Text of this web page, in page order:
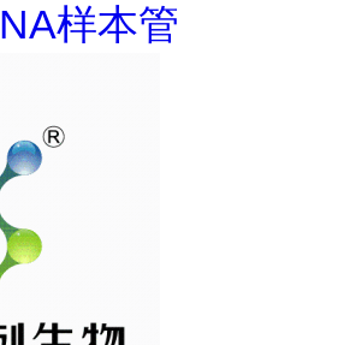
样本管